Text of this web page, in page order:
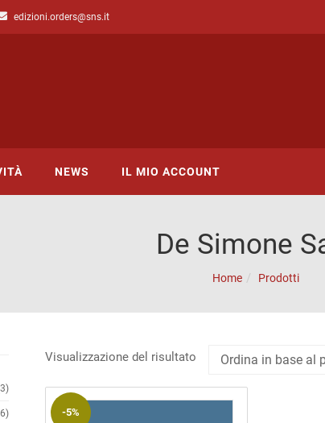
edizioni.orders@sns.it
NEWS IL MIO ACCOUNT
De Simone
Home Prodotti
Visualizzazione del risultato
-5%